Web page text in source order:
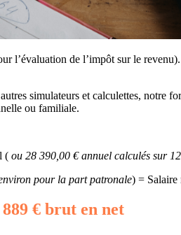
l’évaluation de l’impôt sur le
simulateurs et calculettes, notre
ou familiale.
( ou 28 390,00 € annuel calculés sur
pour la part patronale) = Salaire
€ brut en net